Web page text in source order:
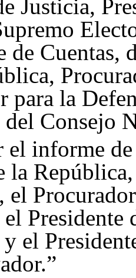
Justicia,
de Cuentas,
para la
Consejo
informe
la
el
Presidente
el